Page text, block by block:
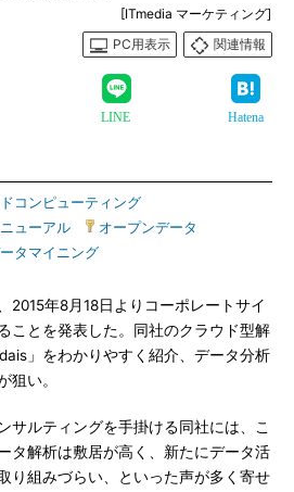
[ITmedia マーケティング]
PC用表示
関連情報
LINE Hatena
コンピューティング
ューアル オープンデータ
タマイニング
年8月18日よりコーポレートサイ
ことを発表した。同社のクラウド型解
」をわかりやすく紹介、データ分析
狙い。
ルティングを手掛ける同社には、こ
タ解析は敷居が高く、新たにデータ活
り組みづらい、といった声が多く寄せ